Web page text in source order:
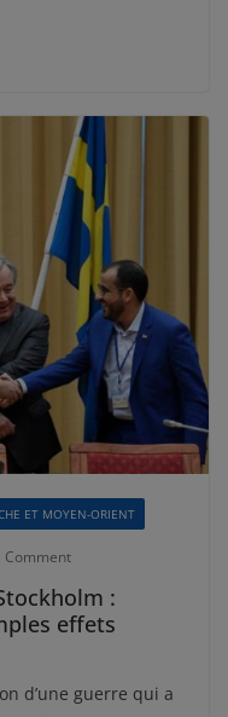
ET MOYEN-ORIENT
Comment
:
effets
d’une guerre qui a